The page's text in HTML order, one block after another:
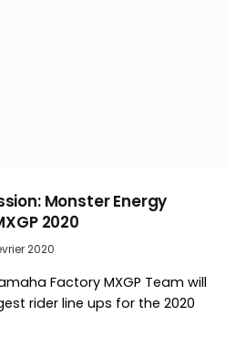
Monster Energy
2020
2020
Factory MXGP Team will
rider line ups for the 2020